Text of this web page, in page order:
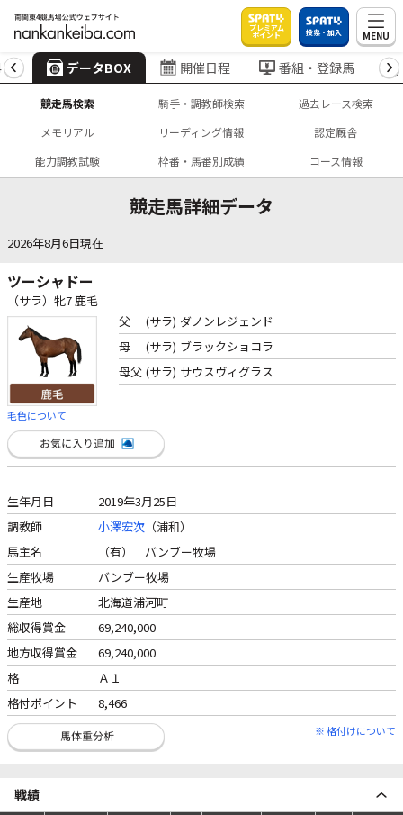
プレミアム
ポイント 投票・加入 MENU
データBOX 開催日程 番組・登録馬
競走馬検索 騎手・調教師検索
過去レース検索
メモリアル
リーディング情報
認定厩舎
能力調教試験
枠番・馬番別成績 コース情報
競走馬詳細データ
2026年8月6日現在
ツーシャドー
（サラ）牝7 鹿毛
毛色について
父 (サラ) ダノンレジェンド
母
(サラ) ブラックショコラ
母父 (サラ) サウスヴィグラス
生年月日
2019年3月25日
調教師
小澤宏次 （浦和）
馬主名
（有） バンブー牧場
生産牧場
バンブー牧場
生産地
北海道浦河町
総収得賞金
69,240,000
地方収得賞金
69,240,000
格
Ａ１
格付ポイント
8,466
※ 格付けについて
戦績